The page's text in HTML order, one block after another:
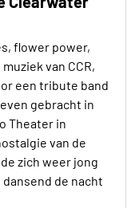
flower power,
van CCR,
een tribute band
gebracht in
Theater in
van de
zich weer jong
de nacht